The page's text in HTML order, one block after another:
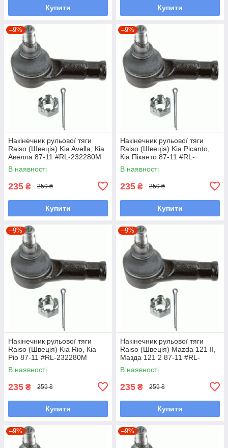
Купити Купити
–9%
Накінечник рульової тяги
Raiso (Швеція) Kia Avella, Кіа
Авелла 87-11 #RL-232280M
UAGKKIJ7
В наявності
235 ₴ 259 ₴
Купити
–9%
Накінечник рульової тяги
Raiso (Швеція) Kia Picanto,
Кіа Піканто 87-11 #RL-
232280M UAGKKIJ7
В наявності
235 ₴ 259 ₴
Купити
–9%
Накінечник рульової тяги
Raiso (Швеція) Kia Rio, Кіа
Ріо 87-11 #RL-232280M
UARVEOA7
В наявності
235 ₴ 259 ₴
Купити
–9%
Накінечник рульової тяги
Raiso (Швеція) Mazda 121 II,
Мазда 121 2 87-11 #RL-
232280M UAVIMGB7
В наявності
235 ₴ 259 ₴
Купити
–9% –9%